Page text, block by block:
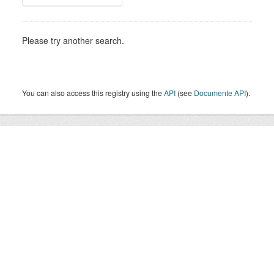
Please try another search.
You can also access this registry using theAPI (see Documente API).